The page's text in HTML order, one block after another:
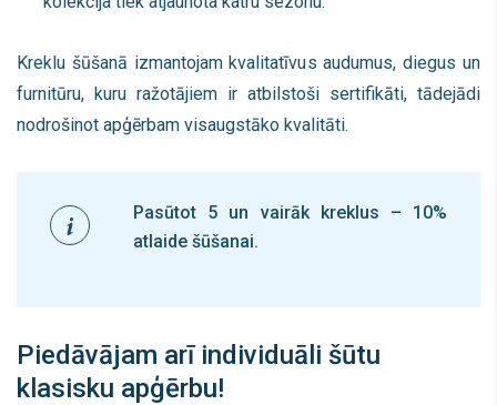
Kreklu šūšanā izmantojam kvalitatīvus audumus, diegus un
furnitūru, kuru ražotājiem ir atbilstoši sertifikāti, tādejādi
nodrošinot apģērbam visaugstāko kvalitāti.
Pasūtot 5 un vairāk kreklus – 10%
atlaide šūšanai.
Piedāvājam arī individuāli šūtu
klasisku apģērbu!